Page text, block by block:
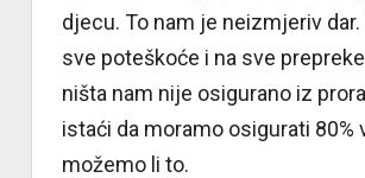
djecu. To nam je neizmjeriv
sve poteškoće i na sve
ništa nam nije osigurano iz
istaći da moramo osigurati
možemo li to.